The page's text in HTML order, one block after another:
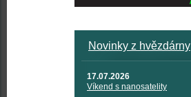
Novinky z hvězdárny
17.07.2026
Víkend s nanosatelity